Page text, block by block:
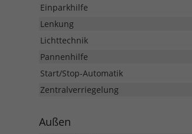
Einparkhilfe
Lenkung
Lichttechnik
Pannenhilfe
Start/Stop-Automatik
Zentralverriegelung
Außen